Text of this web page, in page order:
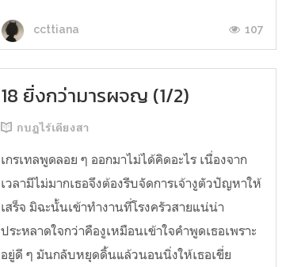
ccttiana 107
18 ยิ่งกว่ามารผจญ (1/2)
กบฏไร้เดียงสา
เกรเทลพูดลอย ๆ ออกมาไม่ได้คิดอะไร เนื่องจาก
เวลามีไม่มากเธอจึงต้องรีบจัดการเจ้างูตัวปัญหาให้
เสร็จ มิฉะนั้นเข้าทำงานที่โรงครัวสายแน่น่า
ประหลาดใจกว่าคืองูเหมือนเข้าใจคำพูดเธอเพราะ
อยู่ดี ๆ มันกลับหยุดดิ้นแล้วนอนนิ่งให้เธอเขี่ย